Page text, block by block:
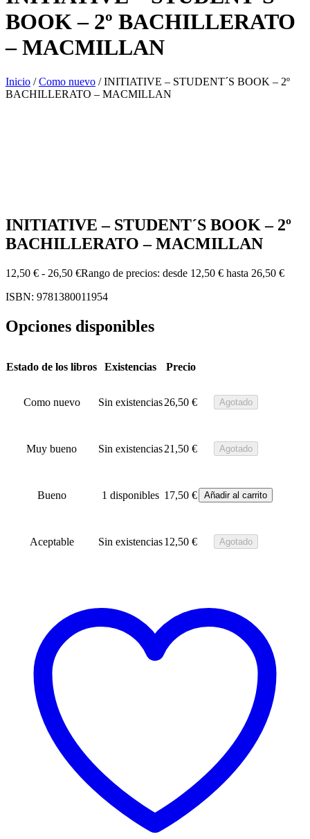
BOOK – 2º BACHILLERATO
– MACMILLAN
Inicio /Como nuevo / INITIATIVE – STUDENT´S BOOK – 2º
BACHILLERATO – MACMILLAN
INITIATIVE – STUDENT´S BOOK – 2º
BACHILLERATO – MACMILLAN
12,50 € - 26,50 €Rango de precios: desde 12,50 € hasta 26,50 €
ISBN: 9781380011954
Opciones disponibles
Estado de los libros Existencias Precio
Como nuevo Sin existencias26,50 € Agotado
Muy bueno Sin existencias21,50 € Agotado
Bueno 1 disponibles 17,50 € Añadir al carrito
Aceptable Sin existencias12,50 € Agotado